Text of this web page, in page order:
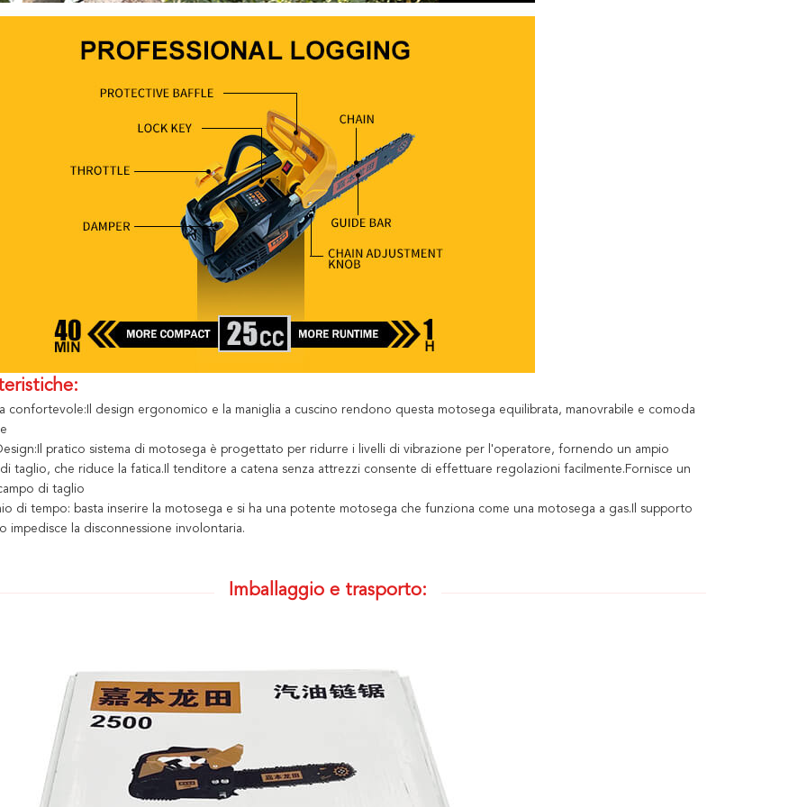
confortevole:Il design ergonomico e la maniglia a cuscino rendono questa motosega equilibrata, manovrabile e comoda
pratico sistema di motosega è progettato per ridurre i livelli di vibrazione per l'operatore, fornendo un ampio
taglio, che riduce la fatica.Il tenditore a catena senza attrezzi consente di effettuare regolazioni facilmente.Fornisce un
di taglio
di tempo: basta inserire la motosega e si ha una potente motosega che funziona come una motosega a gas.Il supporto
impedisce la disconnessione involontaria.
Imballaggio e trasporto: